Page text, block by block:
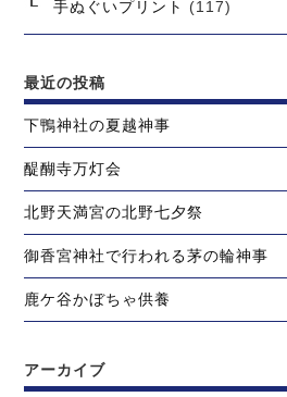
手ぬぐいプリント (117)
最近の投稿
下鴨神社の夏越神事
醍醐寺万灯会
北野天満宮の北野七夕祭
御香宮神社で行われる茅の輪神事
鹿ケ谷かぼちゃ供養
アーカイブ